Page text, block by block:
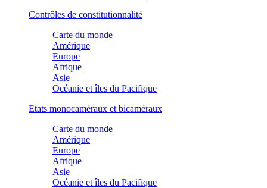
Contrôles de constitutionnalité
Carte du monde
Amérique
Europe
Afrique
Asie
Océanie et îles du Pacifique
Etats monocaméraux et bicaméraux
Carte du monde
Amérique
Europe
Afrique
Asie
Océanie et îles du Pacifique